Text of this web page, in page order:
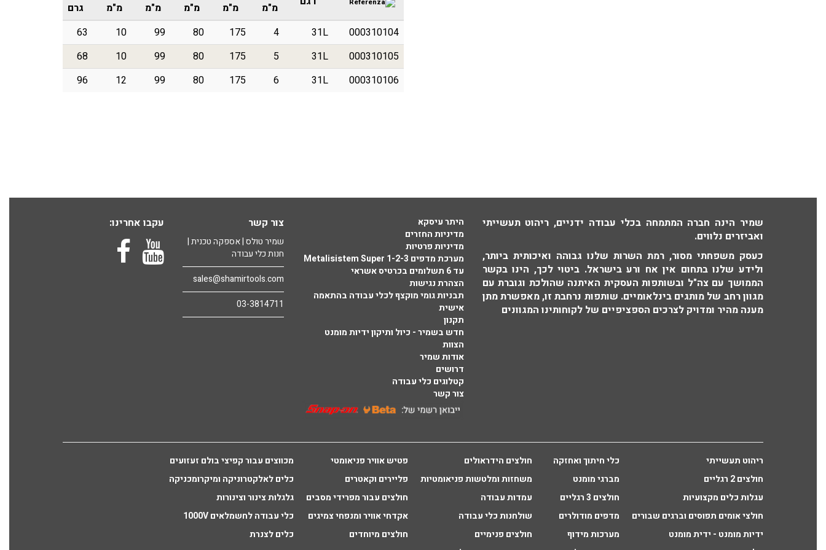
מ"מ
מ"מ
מ"מ
מ"מ
מ"מ
גרם
000310104
31L
4
175
80
99
10
63
000310105
31L
5
175
80
99
10
68
000310106
31L
6
175
80
99
12
96
עקבו אחרינו: צור קשר
שמיר טולס | אספקה טכנית |
חנות כלי עבודה
sales@shamirtools.com
03-3814711
היתר עיסקא
מדיניות החזרים
מדיניות פרטיות
מערכת מדפים Metalisistem Super 1-2-3
עד 6 תשלומים בכרטיס אשראי
הצהרת נגישות
תבניות גומי מוקצף לכלי עבודה בהתאמה
אישית
תקנון
חדש בשמיר - כיול ותיקון ידיות מומנט
הצוות
אודות שמיר
דרושים
קטלוגים כלי עבודה
צור קשר
שמיר הינה חברה המתמחה בכלי עבודה ידניים, ריהוט תעשייתי
ואביזרים נלווים.
כעסק משפחתי מסור, רמת השרות שלנו גבוהה ואיכותית ביותר,
ולידע שלנו בתחום אין אח ורע בישראל. ביטוי לכך, הינו בקשר
הממושך עם צה"ל ובשותפות העסקית האיתנה שהולכת וגוברת עם
מגוון רחב של מותגים בינלאומיים. שותפות נרחבת זו, מאפשרת מתן
מענה מהיר ומדויק לצרכים הספציפיים של לקוחותינו המגוונים
ריהוט תעשייתי
חולצים 2 רגליים
עגלות כלים מקצועיות
חולצי אומים תפוסים וברגים שבורים
ידיות מומנט - ידית מומנט
כלי חיתוך ואחזקה
מברגי מומנט
חולצים 3 רגליים
מדפים מודולרים
מערכות מידוף
חולצים הידראולים
משחזות ומלטשות פניאומטיות
עמדות עבודה
שולחנות כלי עבודה
חולצים פנימיים
פטיש אוויר פניאומטי
פליירים וקאטרים
חולצים עבור מפרידי מסבים
אקדחי אוויר ומנפחי צמיגים
חולצים מיוחדים
מכווצים עבור קפיצי בולם זעזועים
כלים לאלקטרוניקה ומיקרומכניקה
גלגלות צינור וצינורות
כלי עבודה לחשמלאים 1000V
כלים לצנרת